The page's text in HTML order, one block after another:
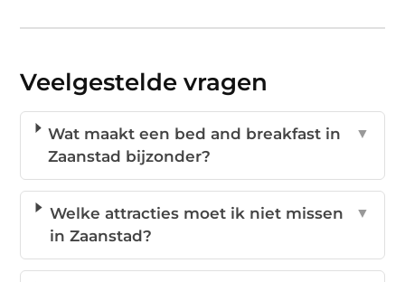
Veelgestelde vragen
Wat maakt een bed and breakfast in
Zaanstad bijzonder?
▼
Welke attracties moet ik niet missen
in Zaanstad?
▼